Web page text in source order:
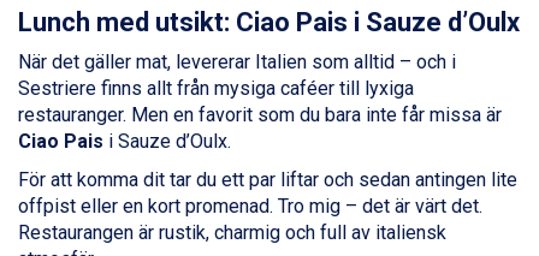
Alleghe från 8.545 kr.
Bad Gastein från 6.295 kr.
Arabba från 11.045 kr.
La Thuile från 7.045 kr.
Cervinia från 8.245 kr.
Bad Hofgastein från 8.595 kr.
Passo Tonale från 5.895 kr.
Saalbach från 9.445 kr.
Sölden från 12.995 kr.
Champoluc från 5.945 kr.
Lunch med utsikt: Ciao Pais i Sauze d’Oulx
När det gäller mat, levererar Italien som alltid – och i
Sestriere finns allt från mysiga caféer till lyxiga
restauranger. Men en favorit som du bara inte får missa är
Ciao Pais i Sauze d’Oulx.
För att komma dit tar du ett par liftar och sedan antingen lite
offpist eller en kort promenad. Tro mig – det är värt det.
Restaurangen är rustik, charmig och full av italiensk